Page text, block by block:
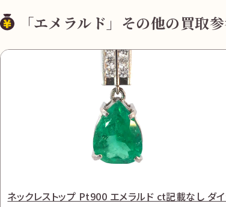
「エメラルド」その他の買取
ネックレストップ Pt900 エメラルド ct記載なし ダ